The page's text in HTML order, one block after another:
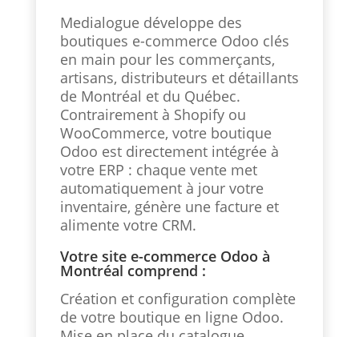
Medialogue développe des
boutiques e-commerce Odoo clés
en main pour les commerçants,
artisans, distributeurs et détaillants
de Montréal et du Québec.
Contrairement à Shopify ou
WooCommerce, votre boutique
Odoo est directement intégrée à
votre ERP : chaque vente met
automatiquement à jour votre
inventaire, génère une facture et
alimente votre CRM.
Votre site e-commerce Odoo à
Montréal comprend :
Création et configuration complète
de votre boutique en ligne Odoo.